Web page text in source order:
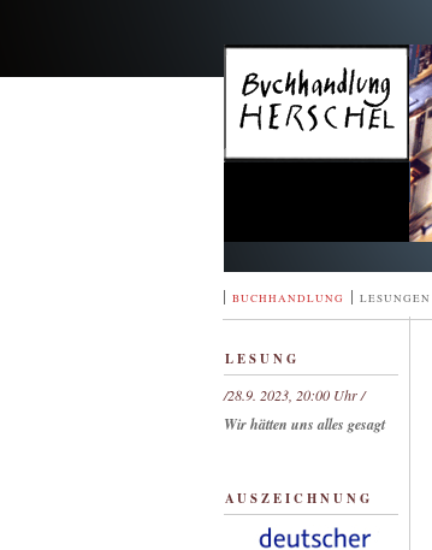
| BUCHHANDLUNG | LESUNGEN
LESUNG
/28.9. 2023, 20:00 Uhr /
Wir hätten uns alles gesagt
AUSZEICHNUNG